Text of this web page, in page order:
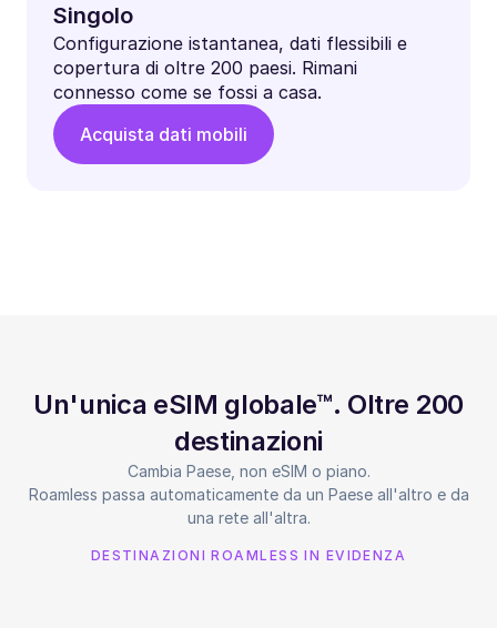
Singolo
Configurazione istantanea, dati flessibili e
copertura di oltre 200 paesi. Rimani
connesso come se fossi a casa.
Acquista dati mobili
Un'unica eSIM globale™. Oltre 200
destinazioni
Cambia Paese, non eSIM o piano.
Roamless passa automaticamente da un Paese all'altro e da
una rete all'altra.
DESTINAZIONI ROAMLESS IN EVIDENZA